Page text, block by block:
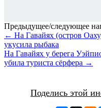
Предыдущее/следующее
← На Гавайях (остров
укусила рыбака
На Гавайях у берега
убила туриста сёрфера →
Поделись этой